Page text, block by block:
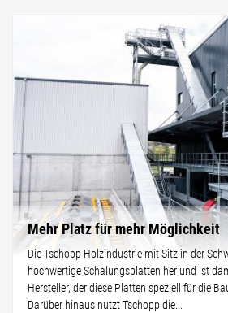
Mehr Platz für mehr Möglichkeit
Die Tschopp Holzindustrie mit Sitz in der
hochwertige Schalungsplatten her und ist
Hersteller, der diese Platten speziell für die
Darüber hinaus nutzt Tschopp die...